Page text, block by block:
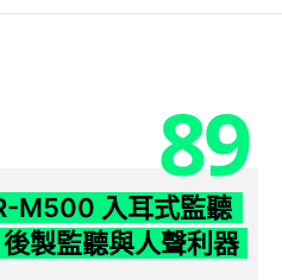
89
M500 入耳式監聽
製監聽與人聲利器